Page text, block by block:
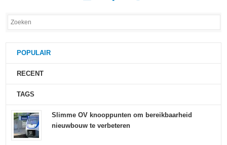
POPULAIR
RECENT
TAGS
Slimme OV knooppunten om bereikbaarheid
nieuwbouw te verbeteren